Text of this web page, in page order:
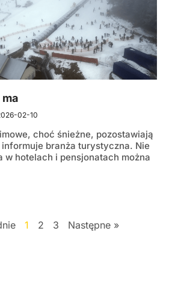
ma
02-10
choć śnieżne, pozostawiają
branża turystyczna. Nie
w hotelach i pensjonatach można
1 2 3 Następne »